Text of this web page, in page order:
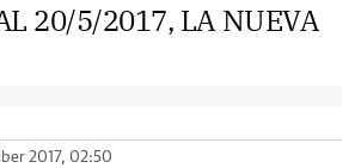
20/5/2017, LA NUEVA
2017, 02:50